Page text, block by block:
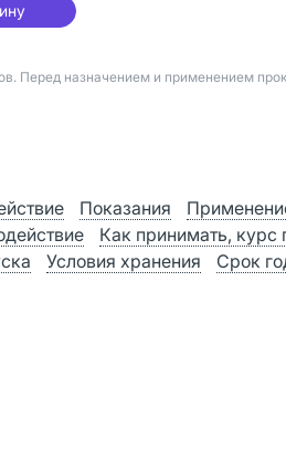
Перед назначением и применением
Показания
Как принимать, курс
Условия хранения Срок